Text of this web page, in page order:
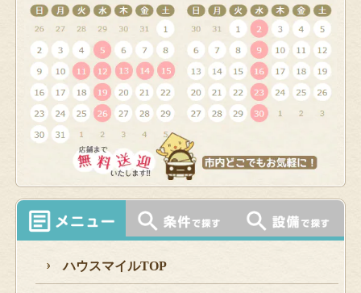
ハウスマイルTOP